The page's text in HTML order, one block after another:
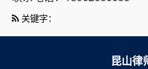
关键字：
昆山律